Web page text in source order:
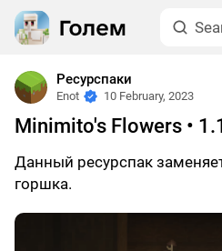
Ресурспаки
Enot 10 February, 2023
Minimito's Flowers •
Данный ресурспак
горшка.